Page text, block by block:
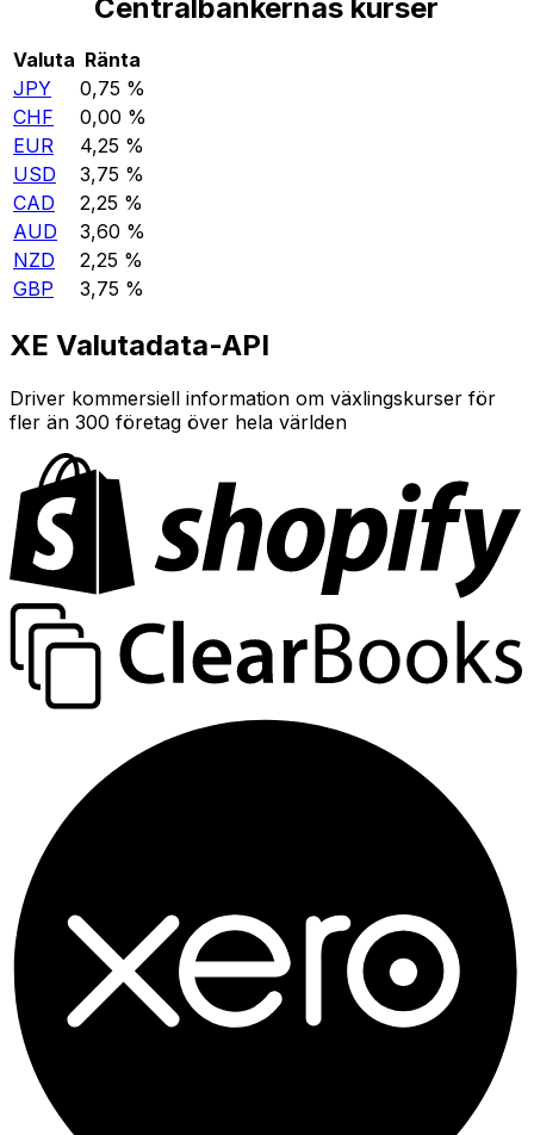
Centralbankernas kurser
Valuta Ränta
JPY
0,75 %
CHF
0,00 %
EUR
4,25 %
USD
3,75 %
CAD
2,25 %
AUD
3,60 %
NZD
2,25 %
GBP
3,75 %
XE Valutadata-API
Driver kommersiell information om växlingskurser för
fler än 300 företag över hela världen